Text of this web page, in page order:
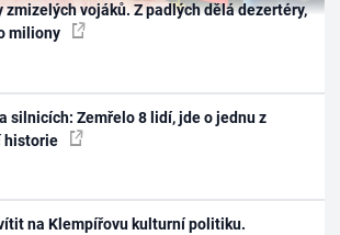
zmizelých vojáků. Z padlých dělá dezertéry,
miliony
silnicích: Zemřelo 8 lidí, jde o jednu z
historie
na Klempířovu kulturní politiku.